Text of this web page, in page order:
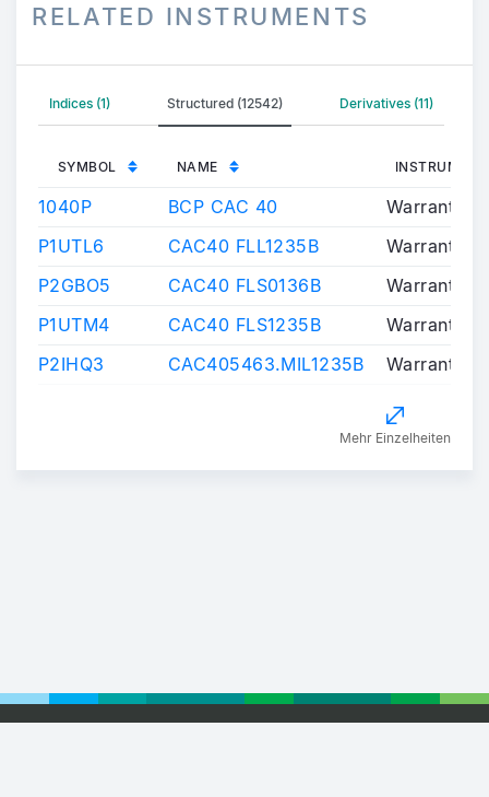
RELATED INSTRUMENTS
Indices (1) Structured (12542) Derivatives (11)
SYMBOL NAME
1040P BCP CAC 40
Warrants/
P1UTL6
CAC40 FLL1235B
Warrants/
P2GBO5
CAC40 FLS0136B
Warrants/
P1UTM4
CAC40 FLS1235B
Warrants/
P2IHQ3
CAC405463.MIL1235B Warrants/
Mehr Einzelheiten